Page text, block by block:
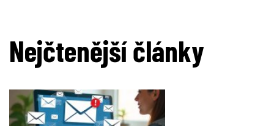
Nejčtenější články